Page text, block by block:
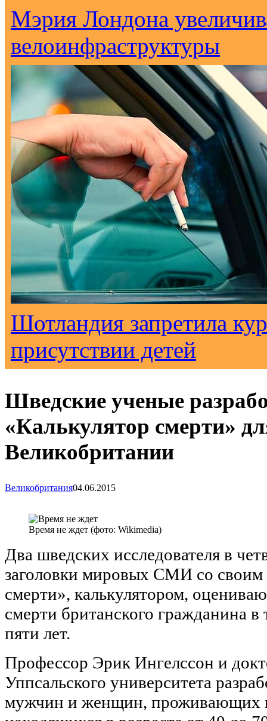
Мэрия Лондона
велоинфраструктуры
Шотландия запретила
присутствии детей
Шведские ученые
«Калькулятор смерти»
Великобритании
Великобритания04.06.2015
Время не ждет (фото: Wikimedia)
Два шведских исследователя в
заголовки мировых СМИ со своим
смерти», калькулятором,
смерти британского гражданина
пяти лет.
Профессор Эрик Ингелссон и
Уппсальского университета
мужчин и женщин, проживающих